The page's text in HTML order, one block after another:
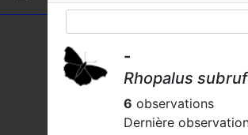
-
Rhopalus
6 observations
Dernière